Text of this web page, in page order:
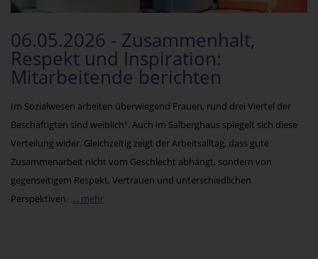
06.05.2026 - Zusammenhalt,
Respekt und Inspiration:
Mitarbeitende berichten
Im Sozialwesen arbeiten überwiegend Frauen, rund drei Viertel der
Beschäftigten sind weiblich¹. Auch im Salberghaus spiegelt sich diese
Verteilung wider. Gleichzeitig zeigt der Arbeitsalltag, dass gute
Zusammenarbeit nicht vom Geschlecht abhängt, sondern von
gegenseitigem Respekt, Vertrauen und unterschiedlichen
Perspektiven. ... mehr